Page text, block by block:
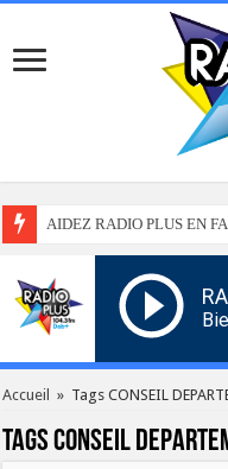
AIDEZ RADIO PLUS EN
Accueil » Tags CONSEIL
TagsCONSEIL